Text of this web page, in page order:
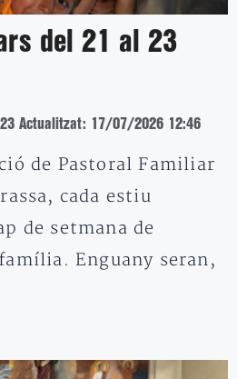
del 21 al 23
Actualitzat: 17/07/2026 12:46
de Pastoral Familiar
cada estiu
de setmana de
Enguany seran,